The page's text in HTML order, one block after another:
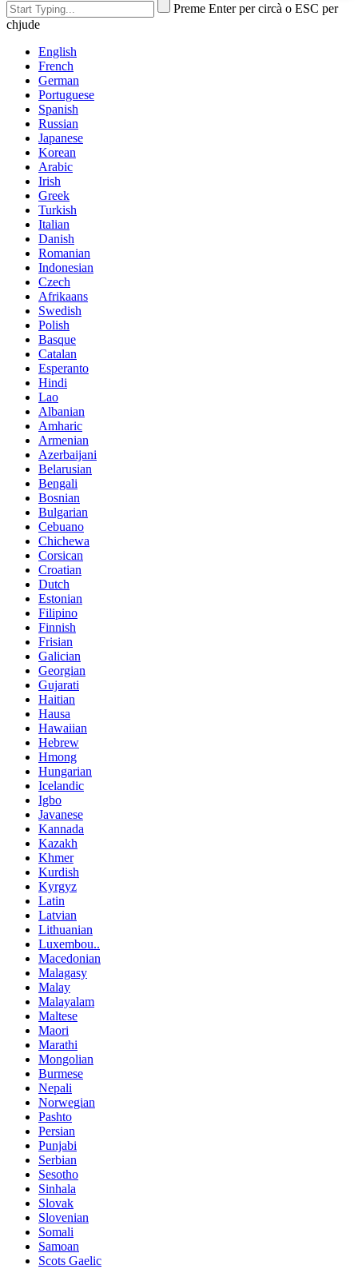
Preme Enter per circà o ESC per
chjude
English
French
German
Portuguese
Spanish
Russian
Japanese
Korean
Arabic
Irish
Greek
Turkish
Italian
Danish
Romanian
Indonesian
Czech
Afrikaans
Swedish
Polish
Basque
Catalan
Esperanto
Hindi
Lao
Albanian
Amharic
Armenian
Azerbaijani
Belarusian
Bengali
Bosnian
Bulgarian
Cebuano
Chichewa
Corsican
Croatian
Dutch
Estonian
Filipino
Finnish
Frisian
Galician
Georgian
Gujarati
Haitian
Hausa
Hawaiian
Hebrew
Hmong
Hungarian
Icelandic
Igbo
Javanese
Kannada
Kazakh
Khmer
Kurdish
Kyrgyz
Latin
Latvian
Lithuanian
Luxembou..
Macedonian
Malagasy
Malay
Malayalam
Maltese
Maori
Marathi
Mongolian
Burmese
Nepali
Norwegian
Pashto
Persian
Punjabi
Serbian
Sesotho
Sinhala
Slovak
Slovenian
Somali
Samoan
Scots Gaelic